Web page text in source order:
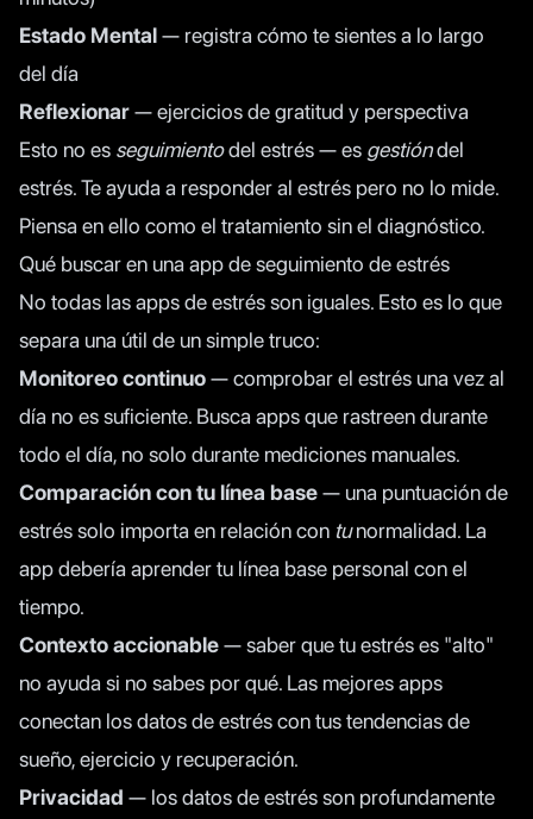
Estado Mental— registra cómo te sientes a lo largo
del día
Reflexionar— ejercicios de gratitud y perspectiva
Esto no es seguimientodel estrés — es gestióndel
estrés. Te ayuda a responder al estrés pero no lo mide.
Piensa en ello como el tratamiento sin el diagnóstico.
Qué buscar en una app de seguimiento de estrés
No todas las apps de estrés son iguales. Esto es lo que
separa una útil de un simple truco:
Monitoreo continuo— comprobar el estrés una vez al
día no es suficiente. Busca apps que rastreen durante
todo el día, no solo durante mediciones manuales.
Comparación con tu línea base— una puntuación de
estrés solo importa en relación con tunormalidad. La
app debería aprender tu línea base personal con el
tiempo.
Contexto accionable— saber que tu estrés es "alto"
no ayuda si no sabes por qué. Las mejores apps
conectan los datos de estrés con tus tendencias de
sueño, ejercicio y recuperación.
Privacidad — los datos de estrés son profundamente